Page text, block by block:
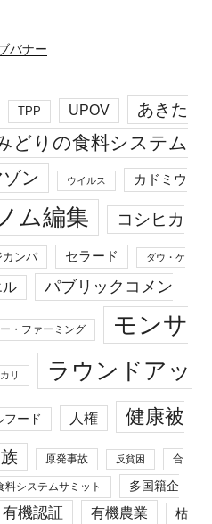
TPP UPOV
あきた
どりの食料システム
ゾン ウイルス カドミウ
ム編集
コシヒカ
カンバ セラード ダウ・ケ
パブリックコメン
・ファーミング
モンサ
リ
ラウンドアッ
フード 人権
健康被
原発事故 反貧困 合
料システムサミット
多国籍企
有機認証 有機農業 枯